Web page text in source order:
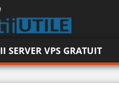
SERVER VPS GRATUIT